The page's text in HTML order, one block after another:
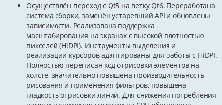
Осуществлён переход c Qt5 на ветку Qt6. Переработана
система сборки, заменён устаревший API и обновлены
зависимости. Реализована поддержка
масштабирования на экранах с высокой плотностью
пикселей (HiDPI). Инструменты выделения и
реализации курсоров адаптированы для работы с HiDPI.
Полностью переписан код отрисовки элементов на
холсте, значительно повышена производительность
рисования и применения фильтров, повышена
гладкость отрисовки линий. Для снижения потребления